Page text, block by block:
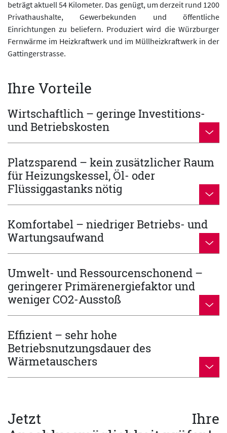
beträgt aktuell 54 Kilometer. Das genügt, um derzeit rund 1200
Privathaushalte, Gewerbekunden und öffentliche
Einrichtungen zu beliefern. Produziert wird die Würzburger
Fernwärme im Heizkraftwerk und im Müllheizkraftwerk in der
Gattingerstrasse.
Ihre Vorteile
Wirtschaftlich – geringe Investitions-
und Betriebskosten
Platzsparend – kein zusätzlicher Raum
für Heizungskessel, Öl- oder
Flüssiggastanks nötig
Komfortabel – niedriger Betriebs- und
Wartungsaufwand
Umwelt- und Ressourcenschonend –
geringerer Primärenergiefaktor und
weniger CO2-Ausstoß
Effizient – sehr hohe
Betriebsnutzungsdauer des
Wärmetauschers
Jetzt Ihre